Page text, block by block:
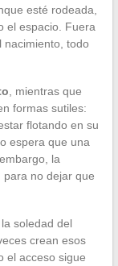
esté rodeada,
el espacio. Fuera
nacimiento, todo
, mientras que
formas sutiles:
flotando en su
espera que una
la
para no dejar que
soledad del
crean esos
el acceso sigue